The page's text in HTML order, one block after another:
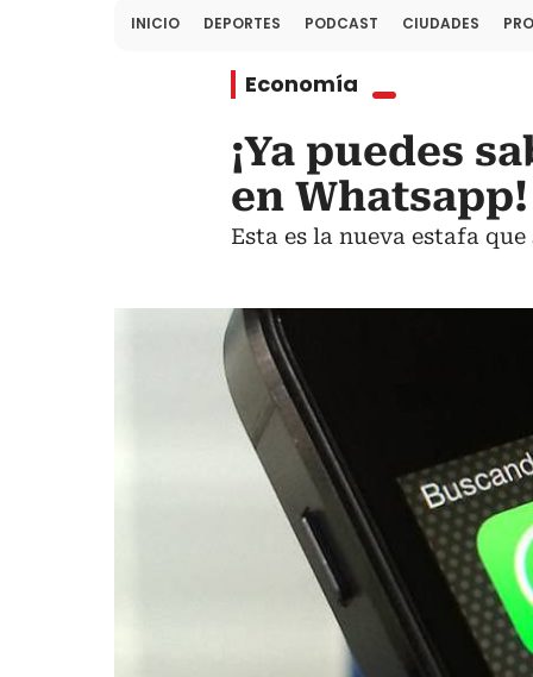
INICIO DEPORTES PODCAST CIUDADES
Economía
¡Ya puedes
en Whatsapp!
Esta es la nueva estafa